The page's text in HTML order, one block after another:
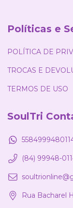
Políticas e
POLÍTICA DE
TROCAS E
TERMOS DE USO
SoulTri
(84) 99948-
Rua Bacharel